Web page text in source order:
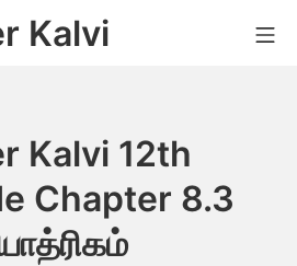
Kalvi
Kalvi 12th
Chapter 8.3